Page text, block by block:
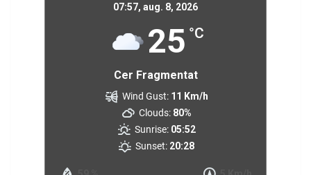
07:57, aug. 8, 2026
25 °C
Cer Fragmentat
Wind Gust: 11 Km/h
Clouds: 80%
Sunrise: 05:52
Sunset: 20:28